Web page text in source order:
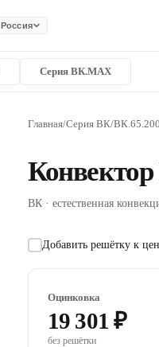
Россия
Серия ВК.MAX
Главная/Серия ВК/
ВК · естественная
Добавить решётку к
Оцинковка
19 301 ₽
без решётки